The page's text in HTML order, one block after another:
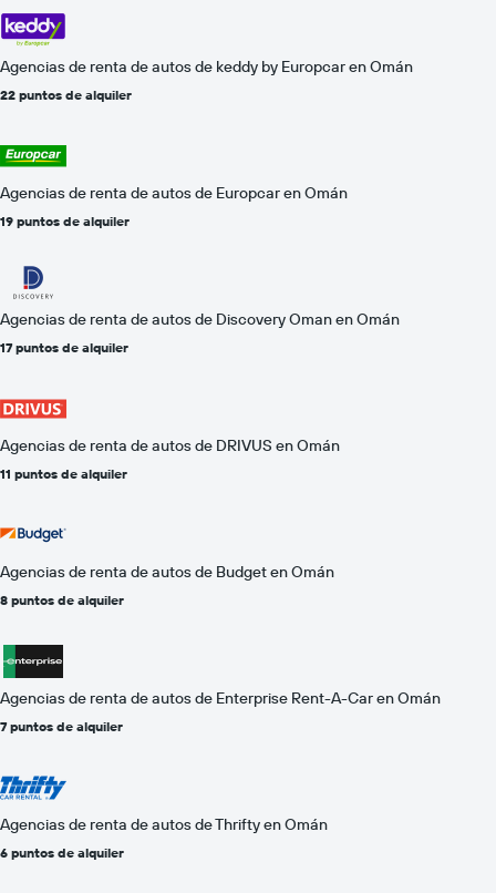
Agencias de renta de autos de keddy by Europcar en Omán
22 puntos de alquiler
Agencias de renta de autos de Europcar en Omán
19 puntos de alquiler
Agencias de renta de autos de Discovery Oman en Omán
17 puntos de alquiler
Agencias de renta de autos de DRIVUS en Omán
11 puntos de alquiler
Agencias de renta de autos de Budget en Omán
8 puntos de alquiler
Agencias de renta de autos de Enterprise Rent-A-Car en Omán
7 puntos de alquiler
Agencias de renta de autos de Thrifty en Omán
6 puntos de alquiler